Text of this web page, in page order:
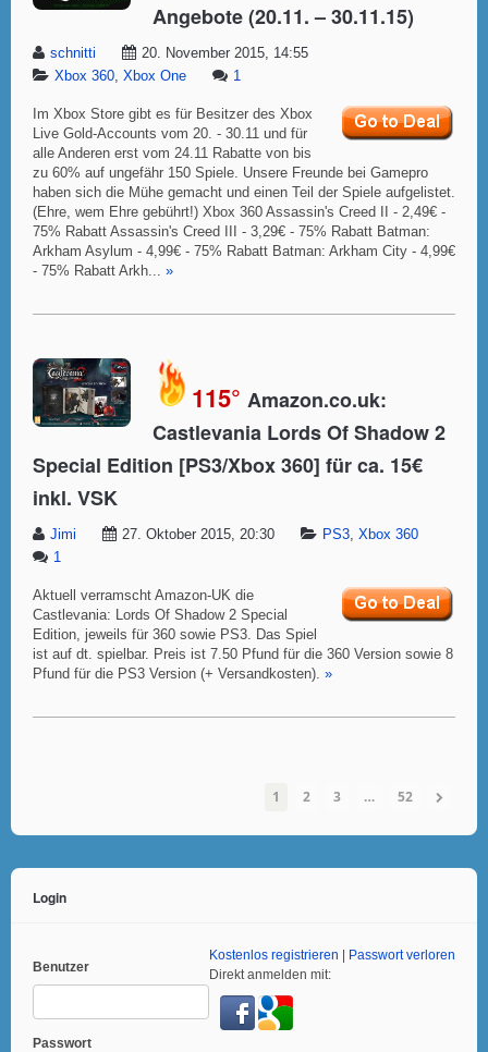
Angebote (20.11. – 30.11.15)
schnitti
20. November 2015, 14:55
Xbox 360 Xbox One 1
Im Xbox Store gibt es für Besitzer des Xbox
Live Gold-Accounts vom 20. - 30.11 und für
alle Anderen erst vom 24.11 Rabatte von bis
zu 60% auf ungefähr 150 Spiele. Unsere Freunde bei Gamepro
haben sich die Mühe gemacht und einen Teil der Spiele aufgelistet.
(Ehre, wem Ehre gebührt!) Xbox 360 Assassin's Creed II - 2,49€ -
75% Rabatt Assassin's Creed III - 3,29€ - 75% Rabatt Batman:
Arkham Asylum - 4,99€ - 75% Rabatt Batman: Arkham City - 4,99€
- 75% Rabatt Arkh... »
115° Amazon.co.uk:
Castlevania Lords Of Shadow 2
Special Edition [PS3/Xbox 360] für ca. 15€
inkl. VSK
Jimi 27. Oktober 2015, 20:30 PS3 Xbox 360
1
Aktuell verramscht Amazon-UK die
Castlevania: Lords Of Shadow 2 Special
Edition, jeweils für 360 sowie PS3. Das Spiel
ist auf dt. spielbar. Preis ist 7.50 Pfund für die 360 Version sowie 8
Pfund für die PS3 Version (+ Versandkosten). »
1 2 3 … 52
Login
Benutzer
Passwort
Kostenlos registrieren | Passwort verloren
Direkt anmelden mit: